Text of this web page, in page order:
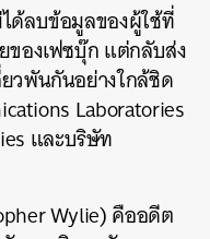
ด้ลบข้อมูลของผู้ใช้ที่
ของเฟซบุ๊ก แต่กลับส่ง
วพันกันอย่างใกล้ชิด
Laboratories
และบริษัท
Wylie) คืออดีต